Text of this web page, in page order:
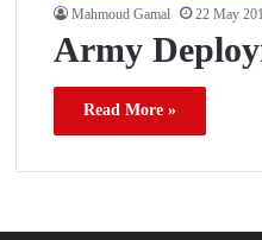
Mahmoud Gamal 22 May
Army
Read More »